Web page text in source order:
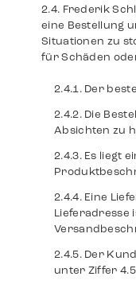
Frederik
eine Bestellung
Situationen zu
für Schäden
Der
Die
Absichten zu
Es liegt
Eine
Lieferadresse
Der
unter Ziffer